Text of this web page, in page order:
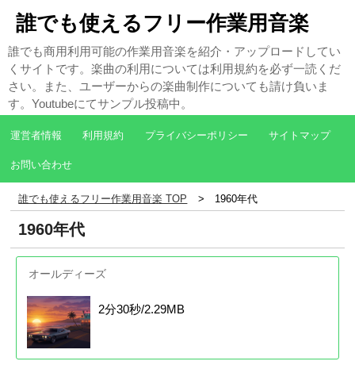
誰でも使えるフリー作業用音楽
誰でも商用利用可能の作業用音楽を紹介・アップロードしてい
くサイトです。楽曲の利用については利用規約を必ず一読くだ
さい。また、ユーザーからの楽曲制作についても請け負いま
す。Youtubeにてサンプル投稿中。
運営者情報 利用規約 プライバシーポリシー サイトマップ
お問い合わせ
誰でも使えるフリー作業用音楽 TOP 1960年代
1960年代
オールディーズ
2分30秒/2.29MB